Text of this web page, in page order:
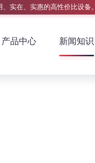
实在、实惠的高性价比设备。
产品中心 新闻知识